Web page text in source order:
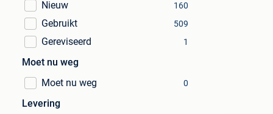
Nieuw
160
Gebruikt 509
Gereviseerd 1
Moet nu weg
Moet nu weg
0
Levering